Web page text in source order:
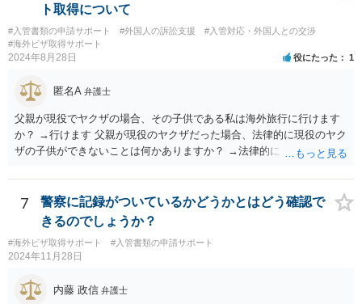
ト取得について
#入管書類の申請サポート #外国人の訴訟支援
#入管対応・外国人との交渉
#海外ビザ取得サポート
2024年8月28日 役にたった 1
匿名A 弁護士
父親が現役でヤクザの場合、その子供である私は海外旅行に行けます
か？ →行けます 父親が現役のヤクザだった場合、法律的に現役のヤク
ザの子供ができないことは何かありますか？ →法律的に、ということ
7
警察に記録がついているかどうかとはどう確認で
きるのでしょうか？
#海外ビザ取得サポート #入管書類の申請サポート
2024年11月28日
内藤 政信 弁護士